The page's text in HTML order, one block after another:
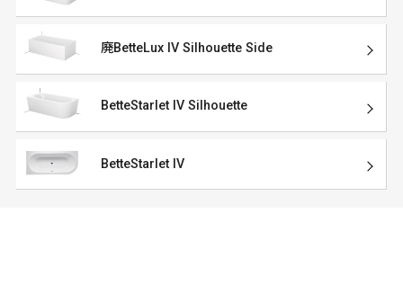
廃BetteLux IV Silhouette Side
BetteStarlet IV Silhouette
BetteStarlet IV